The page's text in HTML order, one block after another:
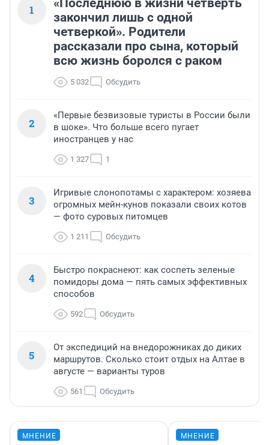
1
«Последнюю в жизни четверть
закончил лишь с одной
четверкой». Родители
рассказали про сына, который
всю жизнь боролся с раком
5 032 Обсудить
2
«Первые безвизовые туристы в России были
в шоке». Что больше всего пугает
иностранцев у нас
1 327 1
3
Игривые слонопотамы с характером: хозяева
огромных мейн-кунов показали своих котов
— фото суровых питомцев
1 211 Обсудить
4
Быстро покраснеют: как соспеть зеленые
помидоры дома — пять самых эффективных
способов
592 Обсудить
5
От экспедиций на внедорожниках до диких
маршрутов. Сколько стоит отдых на Алтае в
августе — варианты туров
561 Обсудить
МНЕНИЕ МНЕНИЕ